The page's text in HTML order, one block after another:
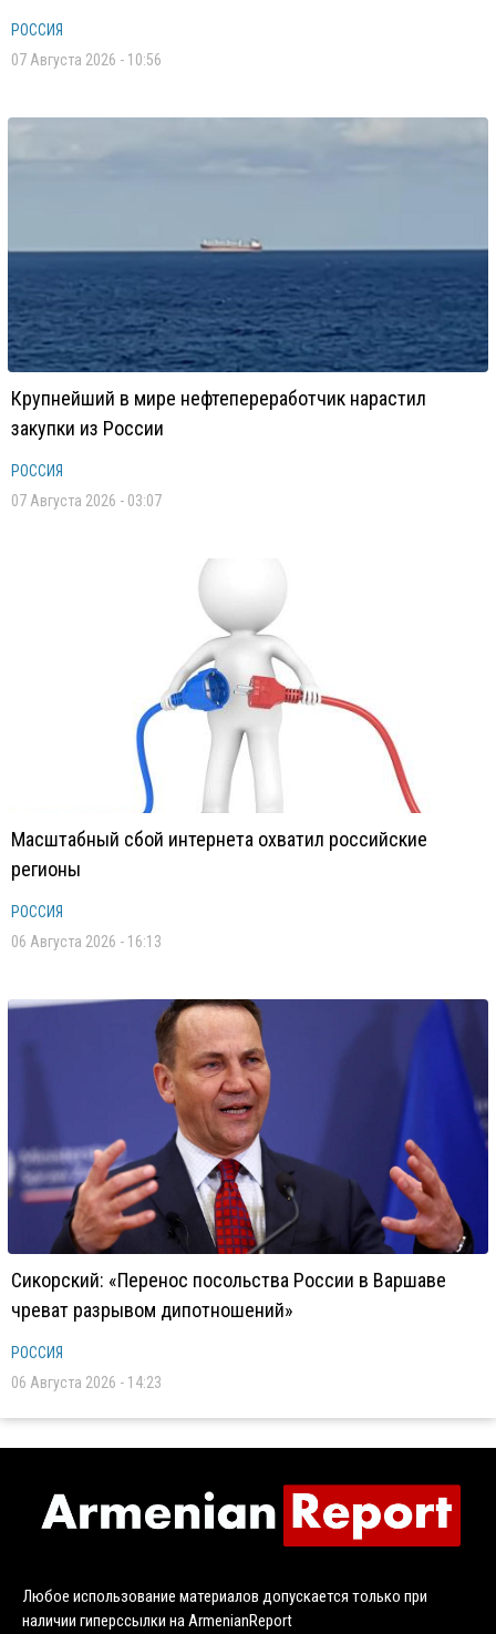
РОССИЯ
07 Августа 2026 - 10:56
Крупнейший в мире нефтепереработчик нарастил
закупки из России
РОССИЯ
07 Августа 2026 - 03:07
Масштабный сбой интернета охватил российские
регионы
РОССИЯ
06 Августа 2026 - 16:13
Сикорский: «Перенос посольства России в Варшаве
чреват разрывом дипотношений»
РОССИЯ
06 Августа 2026 - 14:23
Любое использование материалов допускается только при
наличии гиперссылки на ArmenianReport